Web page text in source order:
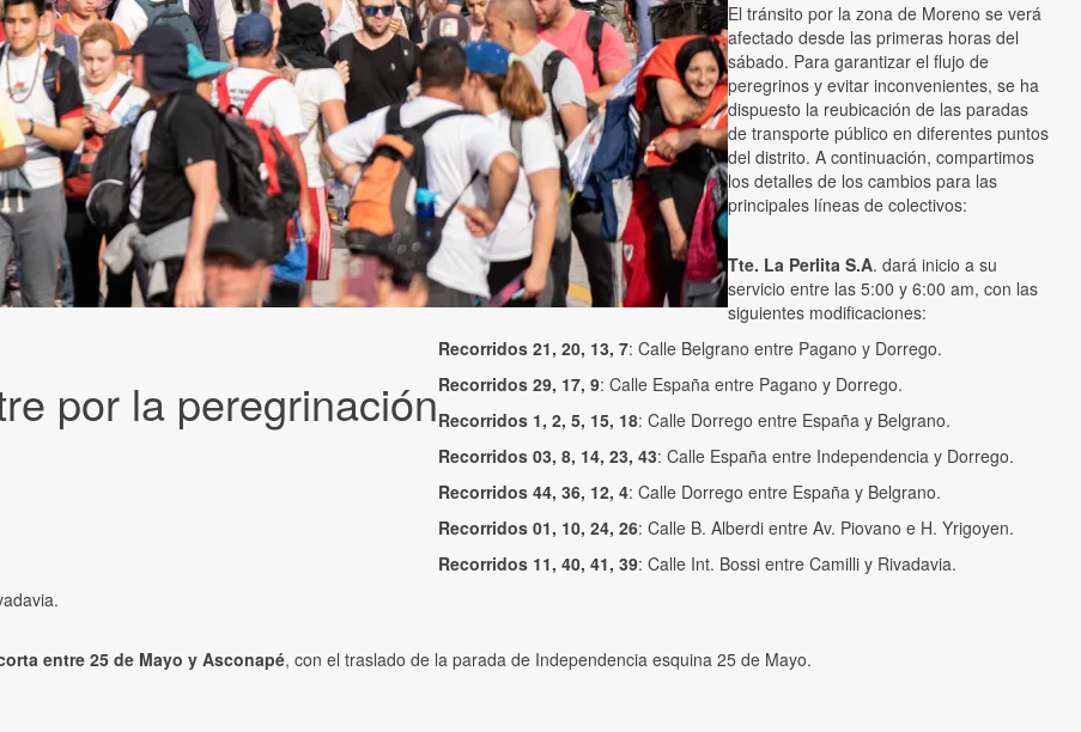
por la peregrinación
El tránsito por la zona de Moreno se verá
afectado desde las primeras horas del
sábado. Para garantizar el flujo de
peregrinos y evitar inconvenientes, se ha
dispuesto la reubicación de las paradas
de transporte público en diferentes puntos
del distrito. A continuación, compartimos
los detalles de los cambios para las
principales líneas de colectivos:
Tte. La Perlita S.A. dará inicio a su
servicio entre las 5:00 y 6:00 am, con las
siguientes modificaciones:
Recorridos 21, 20, 13, 7: Calle Belgrano entre Pagano y Dorrego.
Recorridos 29, 17, 9: Calle España entre Pagano y Dorrego.
Recorridos 1, 2, 5, 15, 18: Calle Dorrego entre España y Belgrano.
Recorridos 03, 8, 14, 23, 43: Calle España entre Independencia y Dorrego.
Recorridos 44, 36, 12, 4: Calle Dorrego entre España y Belgrano.
Recorridos 01, 10, 24, 26: Calle B. Alberdi entre Av. Piovano e H. Yrigoyen.
Recorridos 11, 40, 41, 39: Calle Int. Bossi entre Camilli y Rivadavia.
entre 25 de Mayo y Asconapé, con el traslado de la parada de Independencia esquina 25 de Mayo.